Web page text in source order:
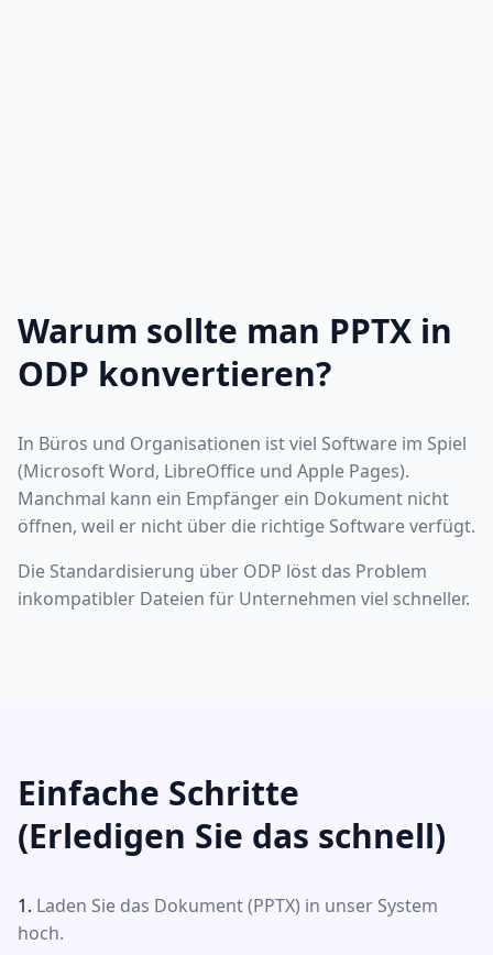
Warum sollte man PPTX in
ODP konvertieren?
In Büros und Organisationen ist viel Software im Spiel
(Microsoft Word, LibreOffice und Apple Pages).
Manchmal kann ein Empfänger ein Dokument nicht
öffnen, weil er nicht über die richtige Software verfügt.
Die Standardisierung über ODP löst das Problem
inkompatibler Dateien für Unternehmen viel schneller.
Einfache Schritte
(Erledigen Sie das schnell)
Laden Sie das Dokument (PPTX) in unser System
hoch.